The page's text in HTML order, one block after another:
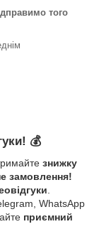
того
💰
знижку
замовлення!
WhatsApp
приємний